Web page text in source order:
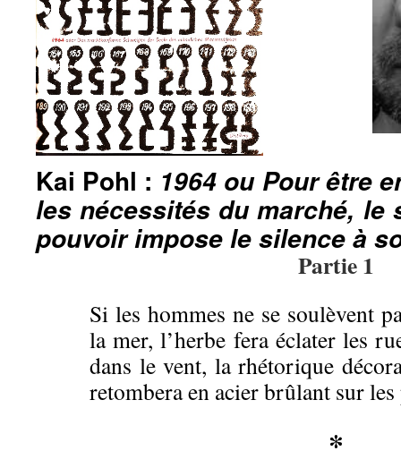
Kai Pohl : 1964 ou Pour être
les nécessités du marché, le
pouvoir impose le silence à
Partie 1
Si les hommes ne se soulèvent
la mer, l’herbe fera éclater les
dans le vent, la rhétorique
retombera en acier brûlant sur les
*